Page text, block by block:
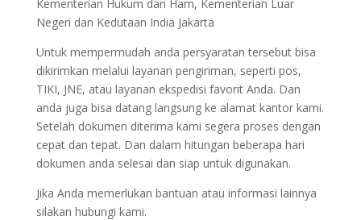
Kementerian Hukum dan Ham, Kementerian Luar
Negeri dan Kedutaan India Jakarta
Untuk mempermudah anda persyaratan tersebut bisa
dikirimkan melalui layanan pengiriman, seperti pos,
TIKI, JNE, atau layanan ekspedisi favorit Anda. Dan
anda juga bisa datang langsung ke alamat kantor kami.
Setelah dokumen diterima kami segera proses dengan
cepat dan tepat. Dan dalam hitungan beberapa hari
dokumen anda selesai dan siap untuk digunakan.
Jika Anda memerlukan bantuan atau informasi lainnya
silakan hubungi kami.